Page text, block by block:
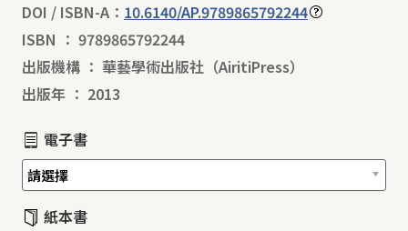
DOI / ISBN-A： 10.6140/AP.9789865792244
ISBN ： 9789865792244
出版機構 ： 華藝學術出版社（AiritiPress）
出版年 ： 2013
電子書
紙本書